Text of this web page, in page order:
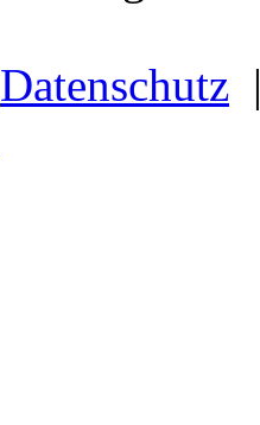
Datenschutz